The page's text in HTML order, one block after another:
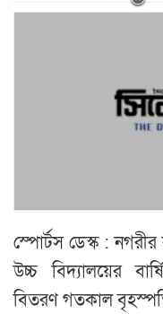
স্পোর্টস ডেস্ক :
উচ্চ বিদ্যালয়ের
বিতরণ গতকাল